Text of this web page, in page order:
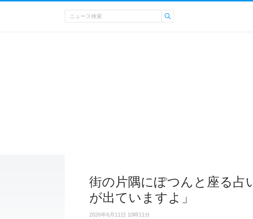
街の片隅にぽつんと座る占
が出ていますよ」
2026年6月11日 10時11分